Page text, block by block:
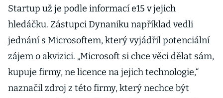
Startup už je podle informací e15 v jejich
hledáčku. Zástupci Dynaniku například vedli
jednání s Microsoftem, který vyjádřil potenciální
zájem o akvizici. „Microsoft si chce věci dělat sám,
kupuje firmy, ne licence na jejich technologie,“
naznačil zdroj z této firmy, který nechce být